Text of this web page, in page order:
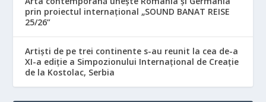
prin proiectul internațional „SOUND BANAT REISE
25/26”
Artiști de pe trei continente s-au reunit la cea de-a
XI-a ediție a Simpozionului Internațional de Creație
de la Kostolac, Serbia